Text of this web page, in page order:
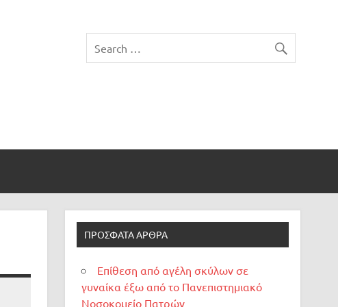
ΠΡΌΣΦΑΤΑ ΆΡΘΡΑ
Επίθεση από αγέλη σκύλων σε
γυναίκα έξω από το Πανεπιστημιακό
Νοσοκομείο Πατρών